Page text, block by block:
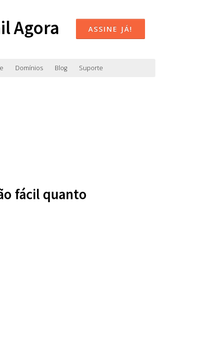
Agora ASSINE JÁ!
Domínios Blog Suporte
fácil quanto